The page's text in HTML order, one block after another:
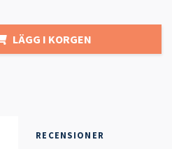
LÄGG I KORGEN
RECENSIONER